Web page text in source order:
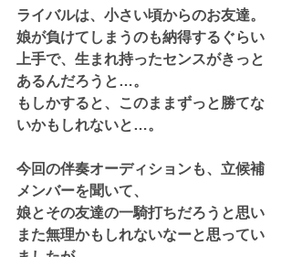
ライバルは、小さい頃からのお友達。
娘が負けてしまうのも納得するぐらい
上手で、生まれ持ったセンスがきっと
あるんだろうと…。
もしかすると、このままずっと勝てな
いかもしれないと…。
今回の伴奏オーディションも、立候補
メンバーを聞いて、
娘とその友達の一騎打ちだろうと思い
また無理かもしれないなーと思ってい